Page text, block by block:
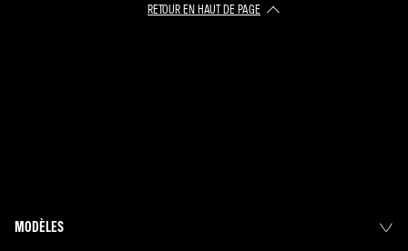
RETOUR EN HAUT DE PAGE​
MODÈLES